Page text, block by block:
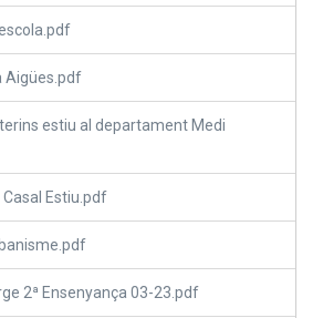
Aigües.pdf
estiu al departament Medi
Estiu.pdf
2ª Ensenyança 03-23.pdf